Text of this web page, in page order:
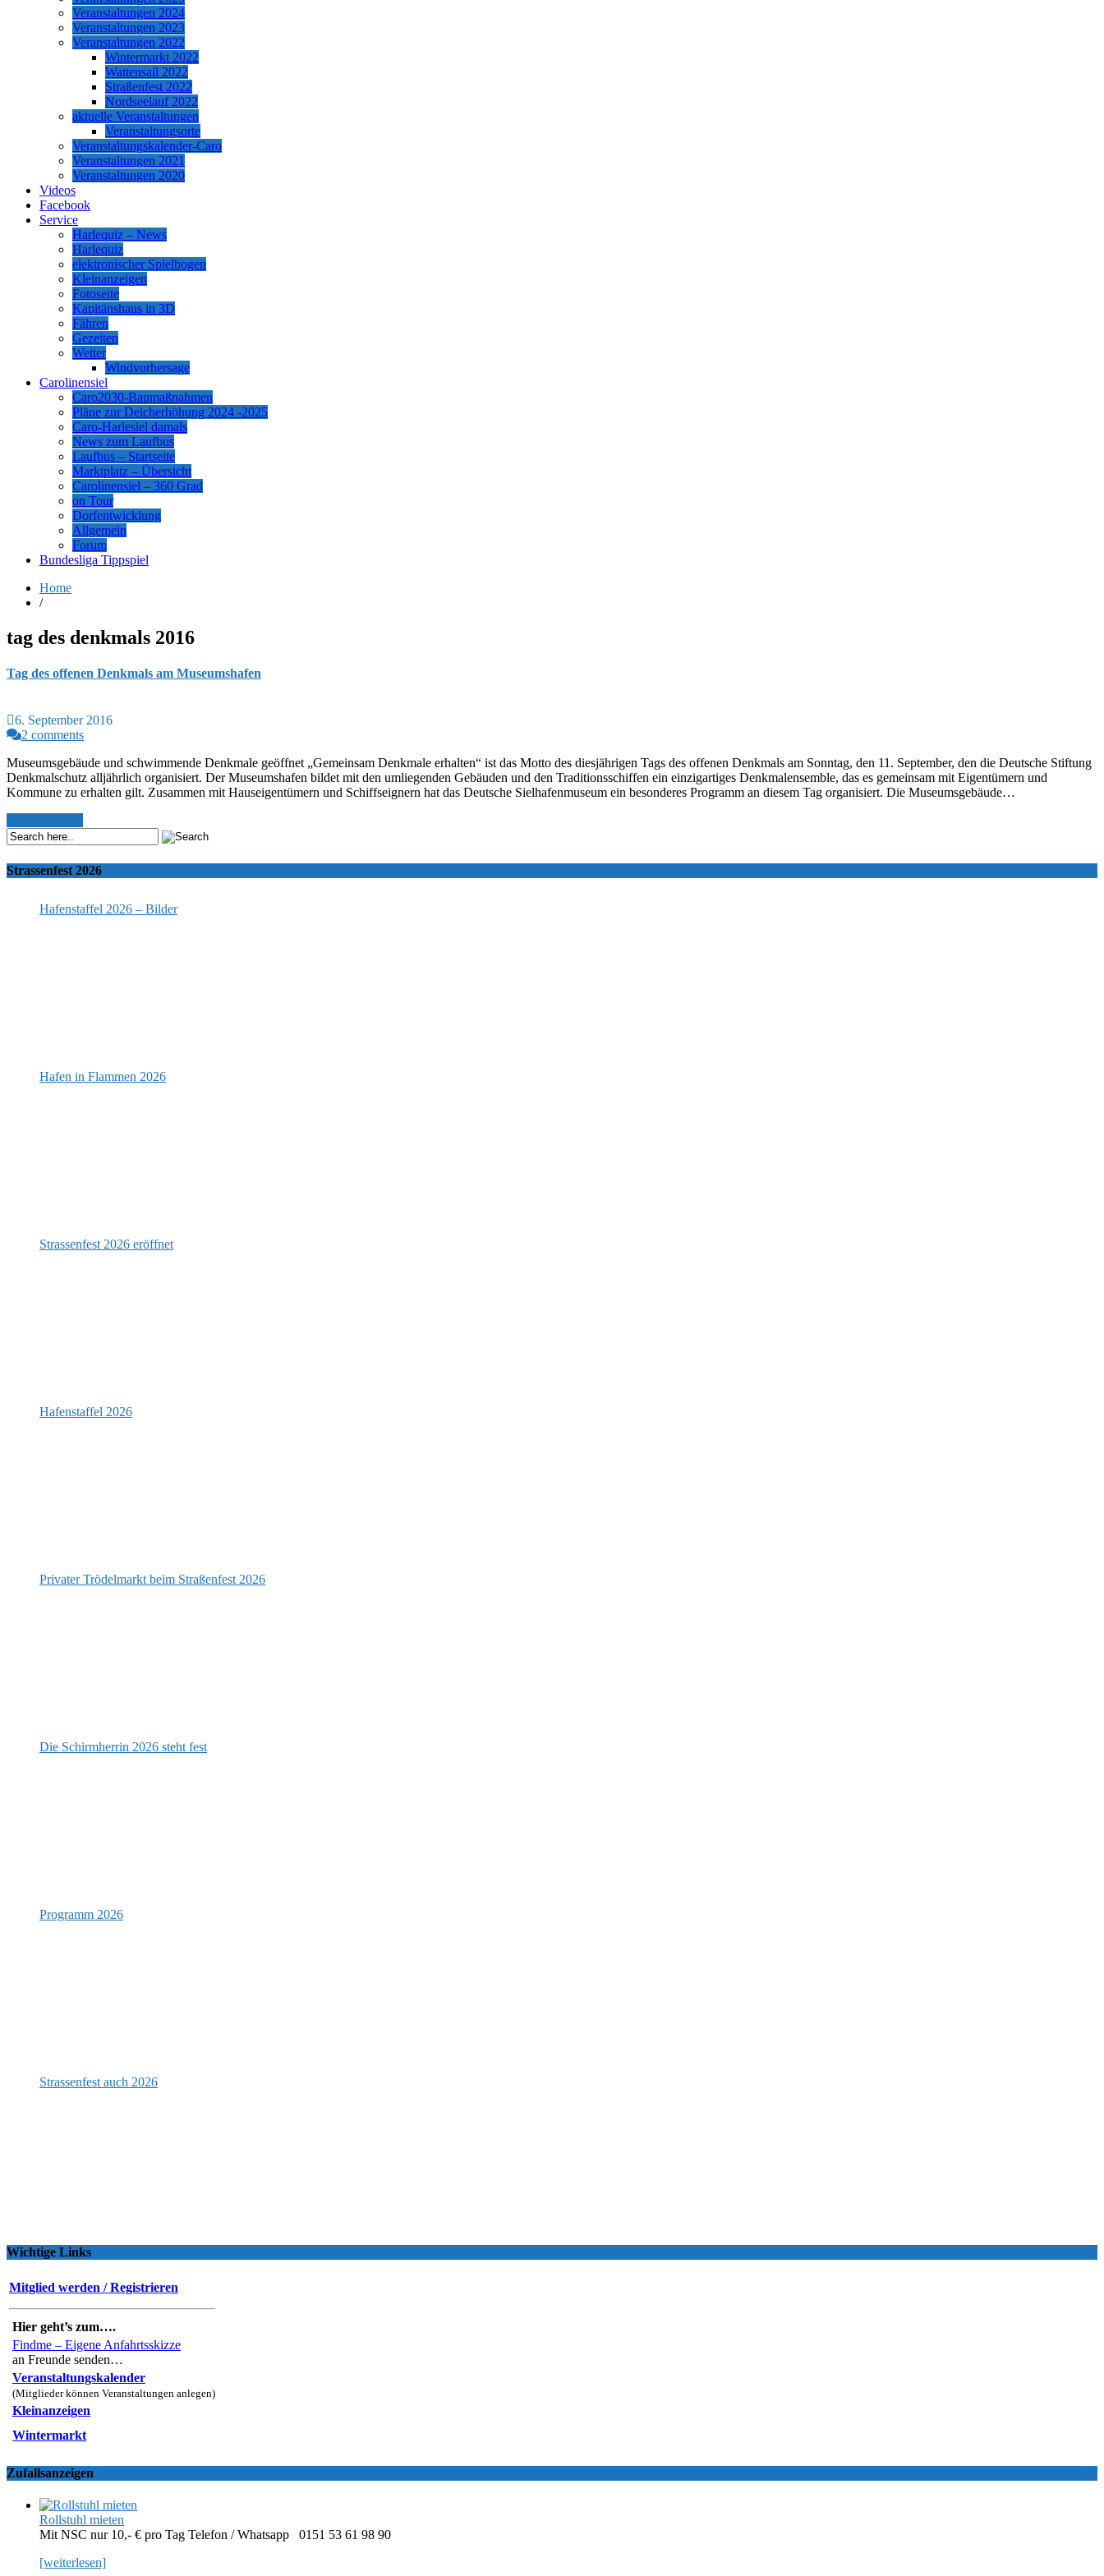
Veranstaltungen 2024
Veranstaltungen 2023
Veranstaltungen 2022
Wintermarkt 2022
Wattensail 2022
Straßenfest 2022
Nordseelauf 2022
aktuelle Veranstaltungen
Veranstaltungsorte
Veranstaltungskalender-Caro
Veranstaltungen 2021
Veranstaltungen 2020
Videos
Facebook
Service
Harlequiz – News
Harlequiz
elektronischer Spielbogen
Kleinanzeigen
Fotoseite
Kapitänshaus in 3D
Fähren
Gezeiten
Wetter
Windvorhersage
Carolinensiel
Caro2030-Baumaßnahmen
Pläne zur Deicherhöhung 2024 -2025
Caro-Harlesiel damals
News zum Laufbus
Laufbus – Startseite
Marktplatz – Übersicht
Carolinensiel – 360 Grad
on Tour
Dorfentwicklung
Allgemein
Forum
Bundesliga Tippspiel
Home
/
tag des denkmals 2016
Tag des offenen Denkmals am Museumshafen
6. September 2016
2 comments
Museumsgebäude und schwimmende Denkmale geöffnet „Gemeinsam Denkmale erhalten“ ist das Motto des diesjährigen Tags des offenen Denkmals am Sonntag, den 11. September, den die Deutsche Stiftung
Denkmalschutz alljährlich organisiert. Der Museumshafen bildet mit den umliegenden Gebäuden und den Traditionsschiffen ein einzigartiges Denkmalensemble, das es gemeinsam mit Eigentümern und
Kommune zu erhalten gilt. Zusammen mit Hauseigentümern und Schiffseignern hat das Deutsche Sielhafenmuseum ein besonderes Programm an diesem Tag organisiert. Die Museumsgebäude…
Strassenfest 2026
Hafenstaffel 2026 – Bilder
Hafen in Flammen 2026
Strassenfest 2026 eröffnet
Hafenstaffel 2026
Privater Trödelmarkt beim Straßenfest 2026
Die Schirmherrin 2026 steht fest
Programm 2026
Strassenfest auch 2026
Wichtige Links
Mitglied werden / Registrieren
Hier geht’s zum….
Findme – Eigene Anfahrtsskizze
an Freunde senden…
Veranstaltungskalender
(Mitglieder können Veranstaltungen anlegen)
Kleinanzeigen
Wintermarkt
Zufallsanzeigen
Rollstuhl mieten
Mit NSC nur 10,- € pro Tag Telefon / Whatsapp 0151 53 61 98 90
[weiterlesen]